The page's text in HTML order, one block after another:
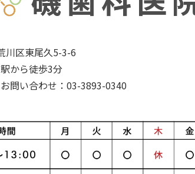
川区東尾久5-3-6
から徒歩3分
問い合わせ：03-3893-0340